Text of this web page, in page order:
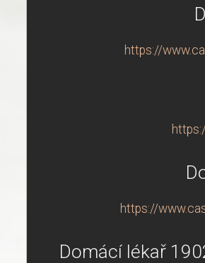
https://
https://
Domácí lékař